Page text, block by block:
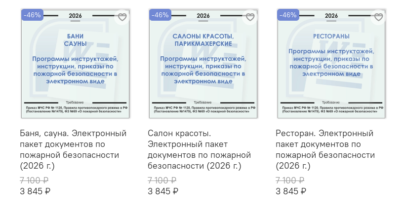
-46%
Баня, сауна. Электронный
пакет документов по
пожарной безопасности
(2026 г.)
7 100 ₽
3 845 ₽
-46%
Салон красоты.
Электронный пакет
документов по пожарной
безопасности (2026 г.)
7 100 ₽
3 845 ₽
-46%
Ресторан. Электронный
пакет документов по
пожарной безопасности
(2026 г.)
7 100 ₽
3 845 ₽